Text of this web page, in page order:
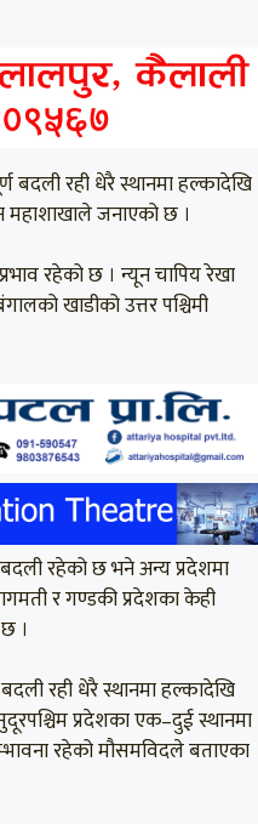
बदली रही धेरै स्थानमा हल्कादेखि
महाशाखाले जनाएको छ ।
रहेको छ । न्यून चापिय रेखा
खाडीको उत्तर पश्चिमी
रहेको छ भने अन्य प्रदेशमा
र गण्डकी प्रदेशका केही
।
रही धेरै स्थानमा हल्कादेखि
प्रदेशका एक–दुई स्थानमा
रहेको मौसमविदले बताएका